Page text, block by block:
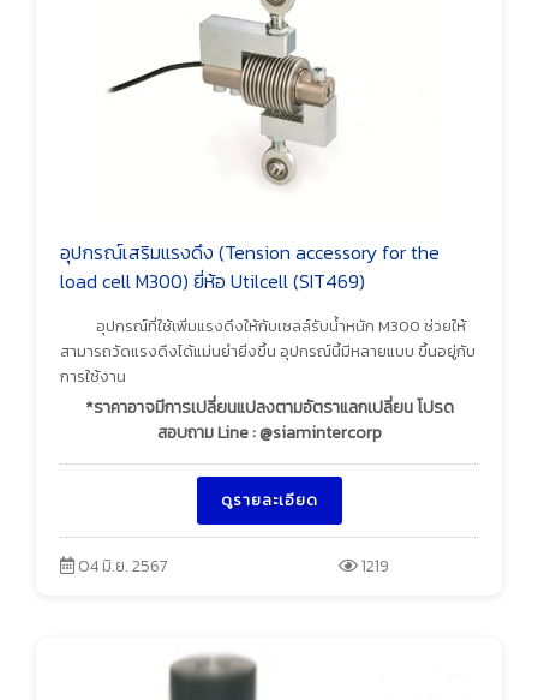
อุปกรณ์เสริมแรงดึง (Tension accessory for the
load cell M300) ยี่ห้อ Utilcell (SIT469)
อุปกรณ์ที่ใช้เพิ่มแรงดึงให้กับเซลล์รับน้ำหนัก M300 ช่วยให้
สามารถวัดแรงดึงได้แม่นยำยิ่งขึ้น อุปกรณ์นี้มีหลายแบบ ขึ้นอยู่กับ
การใช้งาน
*ราคาอาจมีการเปลี่ยนแปลงตามอัตราแลกเปลี่ยน โปรด
สอบถาม Line : @siamintercorp
ดูรายละเอียด
04 มิ.ย. 2567 1219